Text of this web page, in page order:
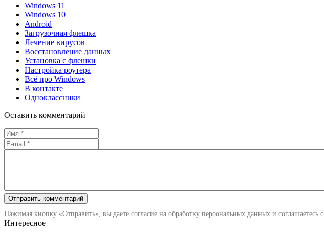
Windows 11
Windows 10
Android
Загрузочная флешка
Лечение вирусов
Восстановление данных
Установка с флешки
Настройка роутера
Всё про Windows
В контакте
Одноклассники
Оставить комментарий
Нажимая кнопку «Отправить», вы даете согласие на обработку персональных данных и соглашаетесь с
Интересное